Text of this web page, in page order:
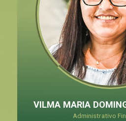
VILMA MARIA
Administrativo